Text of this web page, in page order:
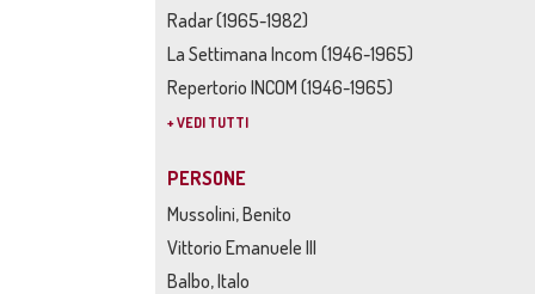
Radar (1965-1982)
La Settimana Incom (1946-1965)
Repertorio INCOM (1946-1965)
+ VEDI TUTTI
PERSONE
Mussolini, Benito
Vittorio Emanuele III
Balbo, Italo